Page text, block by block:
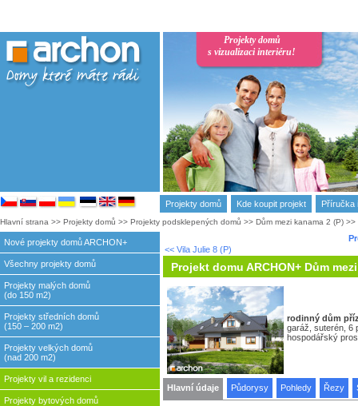
Projekty domů
s vizualizaci interiéru!
Projekty domů Kde koupit projekt Příručka
Hlavní strana >> Projekty domů >> Projekty podsklepených domů >> Dům mezi kanama 2 (P) >>
Nové projekty domů ARCHON+
Všechny projekty domů
Projekty malých domů
(do 150 m2)
Projekty středních domů
(150 – 200 m2)
Projekty velkých domů
(nad 200 m2)
Projekty vil a rezidenci
Projekty bytových domů
<< Vila Julie 8 (P)
Projekt domu ARCHON+ Dům
rodinný dům
garáž, suterén, 6
hospodářský
Hlavní údaje Půdorysy Pohledy Řezy